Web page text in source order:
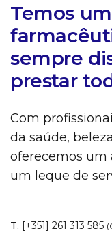
Temos
sempre
prestar
Com
da saúde,
oferecemos um
um leque de
T. [+351] 261 313 585